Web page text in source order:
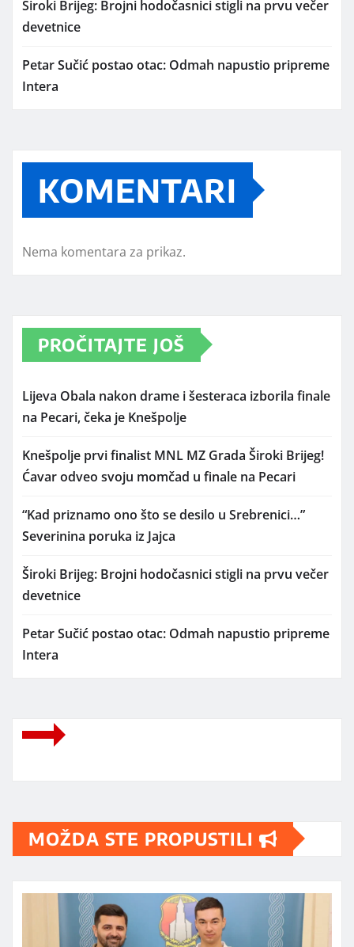
Široki Brijeg: Brojni hodočasnici stigli na prvu večer
devetnice
Petar Sučić postao otac: Odmah napustio pripreme
Intera
KOMENTARI
Nema komentara za prikaz.
PROČITAJTE JOŠ
Lijeva Obala nakon drame i šesteraca izborila finale
na Pecari, čeka je Knešpolje
Knešpolje prvi finalist MNL MZ Grada Široki Brijeg!
Ćavar odveo svoju momčad u finale na Pecari
“Kad priznamo ono što se desilo u Srebrenici…”
Severinina poruka iz Jajca
Široki Brijeg: Brojni hodočasnici stigli na prvu večer
devetnice
Petar Sučić postao otac: Odmah napustio pripreme
Intera
MOŽDA STE PROPUSTILI